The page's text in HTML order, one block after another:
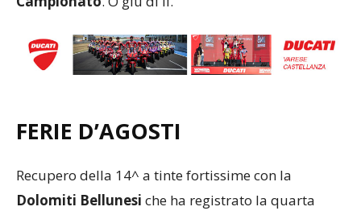
FERIE D’AGOSTI
Recupero della 14^ a tinte fortissime con la
Dolomiti Bellunesi che ha registrato la quarta